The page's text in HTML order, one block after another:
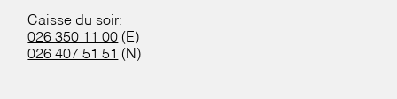
Caisse du soir:
026 350 11 00 (E)
026 407 51 51 (N)